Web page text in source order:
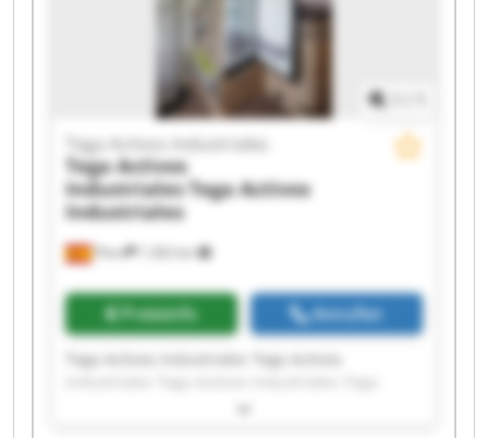
Piera 1.262 km
Tega Activos Industriales
Tega Activos
Industriales Tega Activos
Industriales
Preisinfo Anrufen
Tega Activos Industriales Tega Activos
Activos Industriales Tega Activos Industriales